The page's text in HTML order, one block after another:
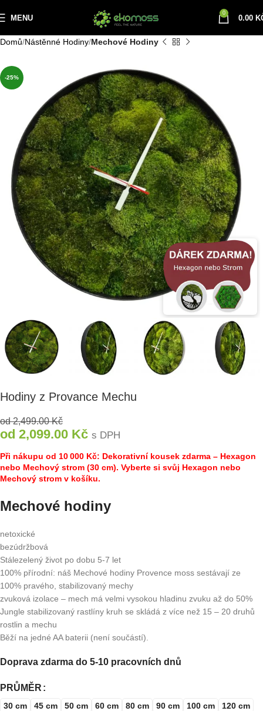
MENU
0
0.00
Domů Nástěnné Hodiny Mechové Hodiny
-25%
Hodiny z Provance Mechu
od2,499.00Kč
od 2,099.00 Kč s DPH
Při nákupu od 10 000 Kč: Dekorativní kousek zdarma – Hexagon
nebo Mechový strom (30 cm). Vyberte si svůj Hexagon nebo
Mechový strom v košíku.
Mechové hodiny
netoxické
bezúdržbová
Stálezelený život po dobu 5-7 let
100% přírodní: náš Mechové hodiny Provence moss sestávají ze
100% pravého, stabilizovaný mechy
zvuková izolace – mech má velmi vysokou hladinu zvuku až do 50%
Jungle stabilizovaný rastlíny kruh se skládá z více než 15 – 20 druhů
rostlin a mechu
Běží na jedné AA baterii (není součástí).
Doprava zdarma do 5-10 pracovních dnů
PRŮMĚR
30 cm 45 cm 50 cm 60 cm 80 cm 90 cm 100 cm
120 cm